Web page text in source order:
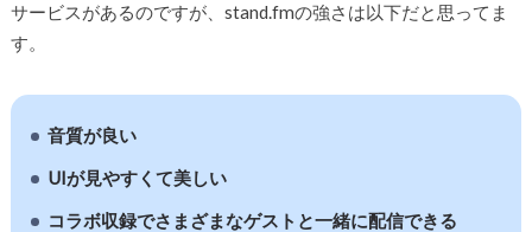
サービスがあるのですが、stand.fmの強さは以下だと思ってま
す。
音質が良い
UIが見やすくて美しい
コラボ収録でさまざまなゲストと一緒に配信できる